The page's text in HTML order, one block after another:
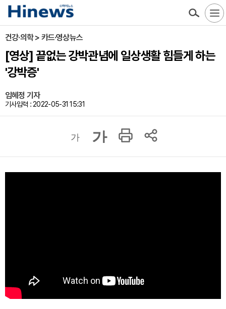
건강·의학 > 카드·영상뉴스
[영상] 끝없는 강박관념에 일상생활 힘들게 하는
'강박증'
임혜정 기자
기사입력 : 2022-05-31 15:31
가 가